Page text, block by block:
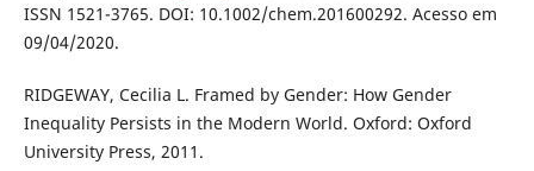
ISSN 1521-3765. DOI: 10.1002/chem.201600292. Acesso em
09/04/2020.
RIDGEWAY, Cecilia L. Framed by Gender: How Gender
Inequality Persists in the Modern World. Oxford: Oxford
University Press, 2011.